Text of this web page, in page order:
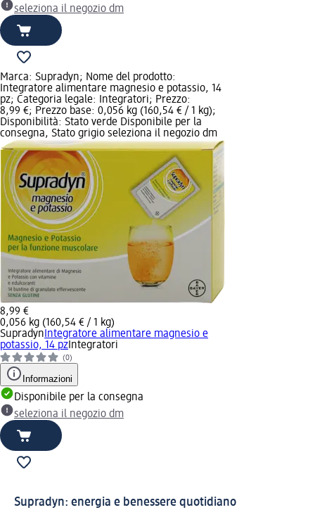
seleziona il negozio dm
Marca: Supradyn; Nome del prodotto:
Integratore alimentare magnesio e potassio, 14
pz; Categoria legale: Integratori; Prezzo:
8,99 €; Prezzo base: 0,056 kg (160,54 € / 1 kg);
Disponibilità: Stato verde Disponibile per la
consegna, Stato grigio seleziona il negozio dm
8,99 €
0,056 kg (160,54 € / 1 kg)
Supradyn Integratore alimentare magnesio e
potassio, 14 pz Integratori
(0)
Informazioni
Disponibile per la consegna
seleziona il negozio dm
Supradyn: energia e benessere quotidiano